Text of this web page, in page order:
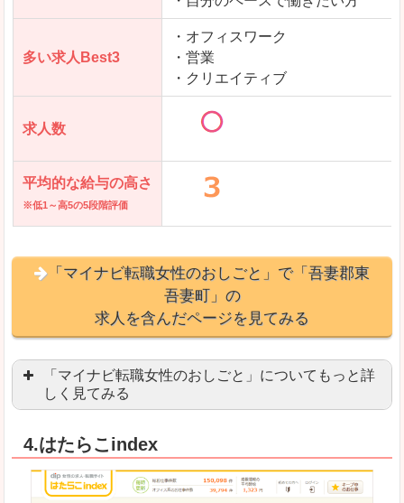
多い求人Best3
・オフィスワーク
・営業
・クリエイティブ
求人数
平均的な給与の高さ
※低1～高5の5段階評価
「マイナビ転職女性のおしごと」で「吾妻郡東
吾妻町」の
求人を含んだページを見てみる
「マイナビ転職女性のおしごと」についてもっと詳
しく見てみる
良いところ
「自分のペースで働きたい」「キャリアアップ」
4.はたらこindex